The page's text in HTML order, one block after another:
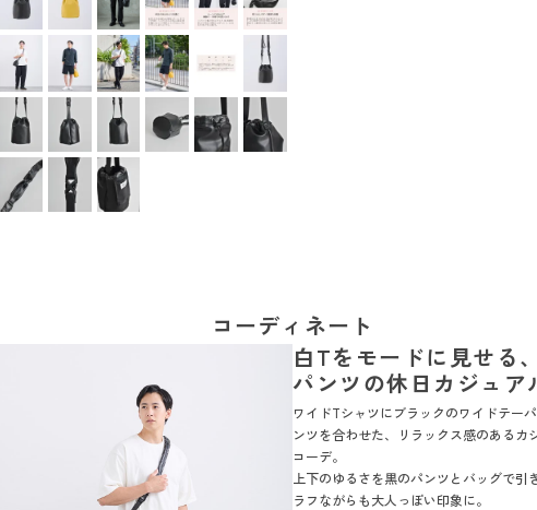
コーディネート
白Tをモードに見せる
パンツの休日カジュア
ワイドTシャツにブラックのワイドテー
ンツを合わせた、リラックス感のあるカ
コーデ。
上下のゆるさを黒のパンツとバッグで引
ラフながらも大人っぽい印象に。